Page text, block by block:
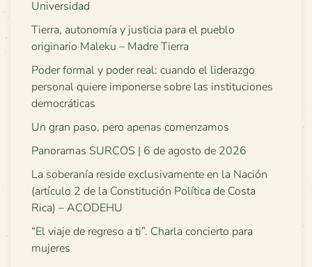
Universidad
Tierra, autonomía y justicia para el pueblo
originario Maleku – Madre Tierra
Poder formal y poder real: cuando el liderazgo
personal quiere imponerse sobre las instituciones
democráticas
Un gran paso, pero apenas comenzamos
Panoramas SURCOS | 6 de agosto de 2026
La soberanía reside exclusivamente en la Nación
(artículo 2 de la Constitución Política de Costa
Rica) – ACODEHU
“El viaje de regreso a ti”. Charla concierto para
mujeres